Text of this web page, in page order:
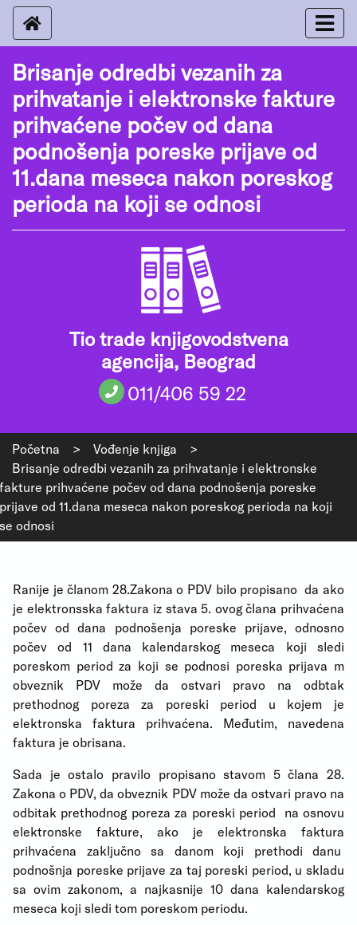
Brisanje odredbi vezanih za
prihvatanje i elektronske fakture
prihvaćene počev od dana
podnošenja poreske prijave od
11.dana meseca nakon poreskog
perioda na koji se odnosi
Tio trade knjigovodstvena
agencija, Beograd
011/406 59 22
Početna > Vođenje knjiga
>
Brisanje odredbi vezanih za prihvatanje i elektronske
fakture prihvaćene počev od dana podnošenja poreske
prijave od 11.dana meseca nakon poreskog perioda na koji
se odnosi
Ranije je članom 28.Zakona o PDV bilo propisano da ako
je elektronsska faktura iz stava 5. ovog člana prihvaćena
počev od dana podnošenja poreske prijave, odnosno
počev od 11 dana kalendarskog meseca koji sledi
poreskom period za koji se podnosi poreska prijava m
obveznik PDV može da ostvari pravo na odbtak
prethodnog poreza za poreski period u kojem je
elektronska faktura prihvaćena. Međutim, navedena
faktura je obrisana.
Sada je ostalo pravilo propisano stavom 5 člana 28.
Zakona o PDV, da obveznik PDV može da ostvari pravo na
odbitak prethodnog poreza za poreski period
na osnovu
elektronske fakture, ako je elektronska faktura
prihvaćena zaključno sa danom koji prethodi danu
podnošnja poreske prijave za taj poreski period, u skladu
sa ovim zakonom, a najkasnije 10 dana kalendarskog
meseca koji sledi tom poreskom periodu.